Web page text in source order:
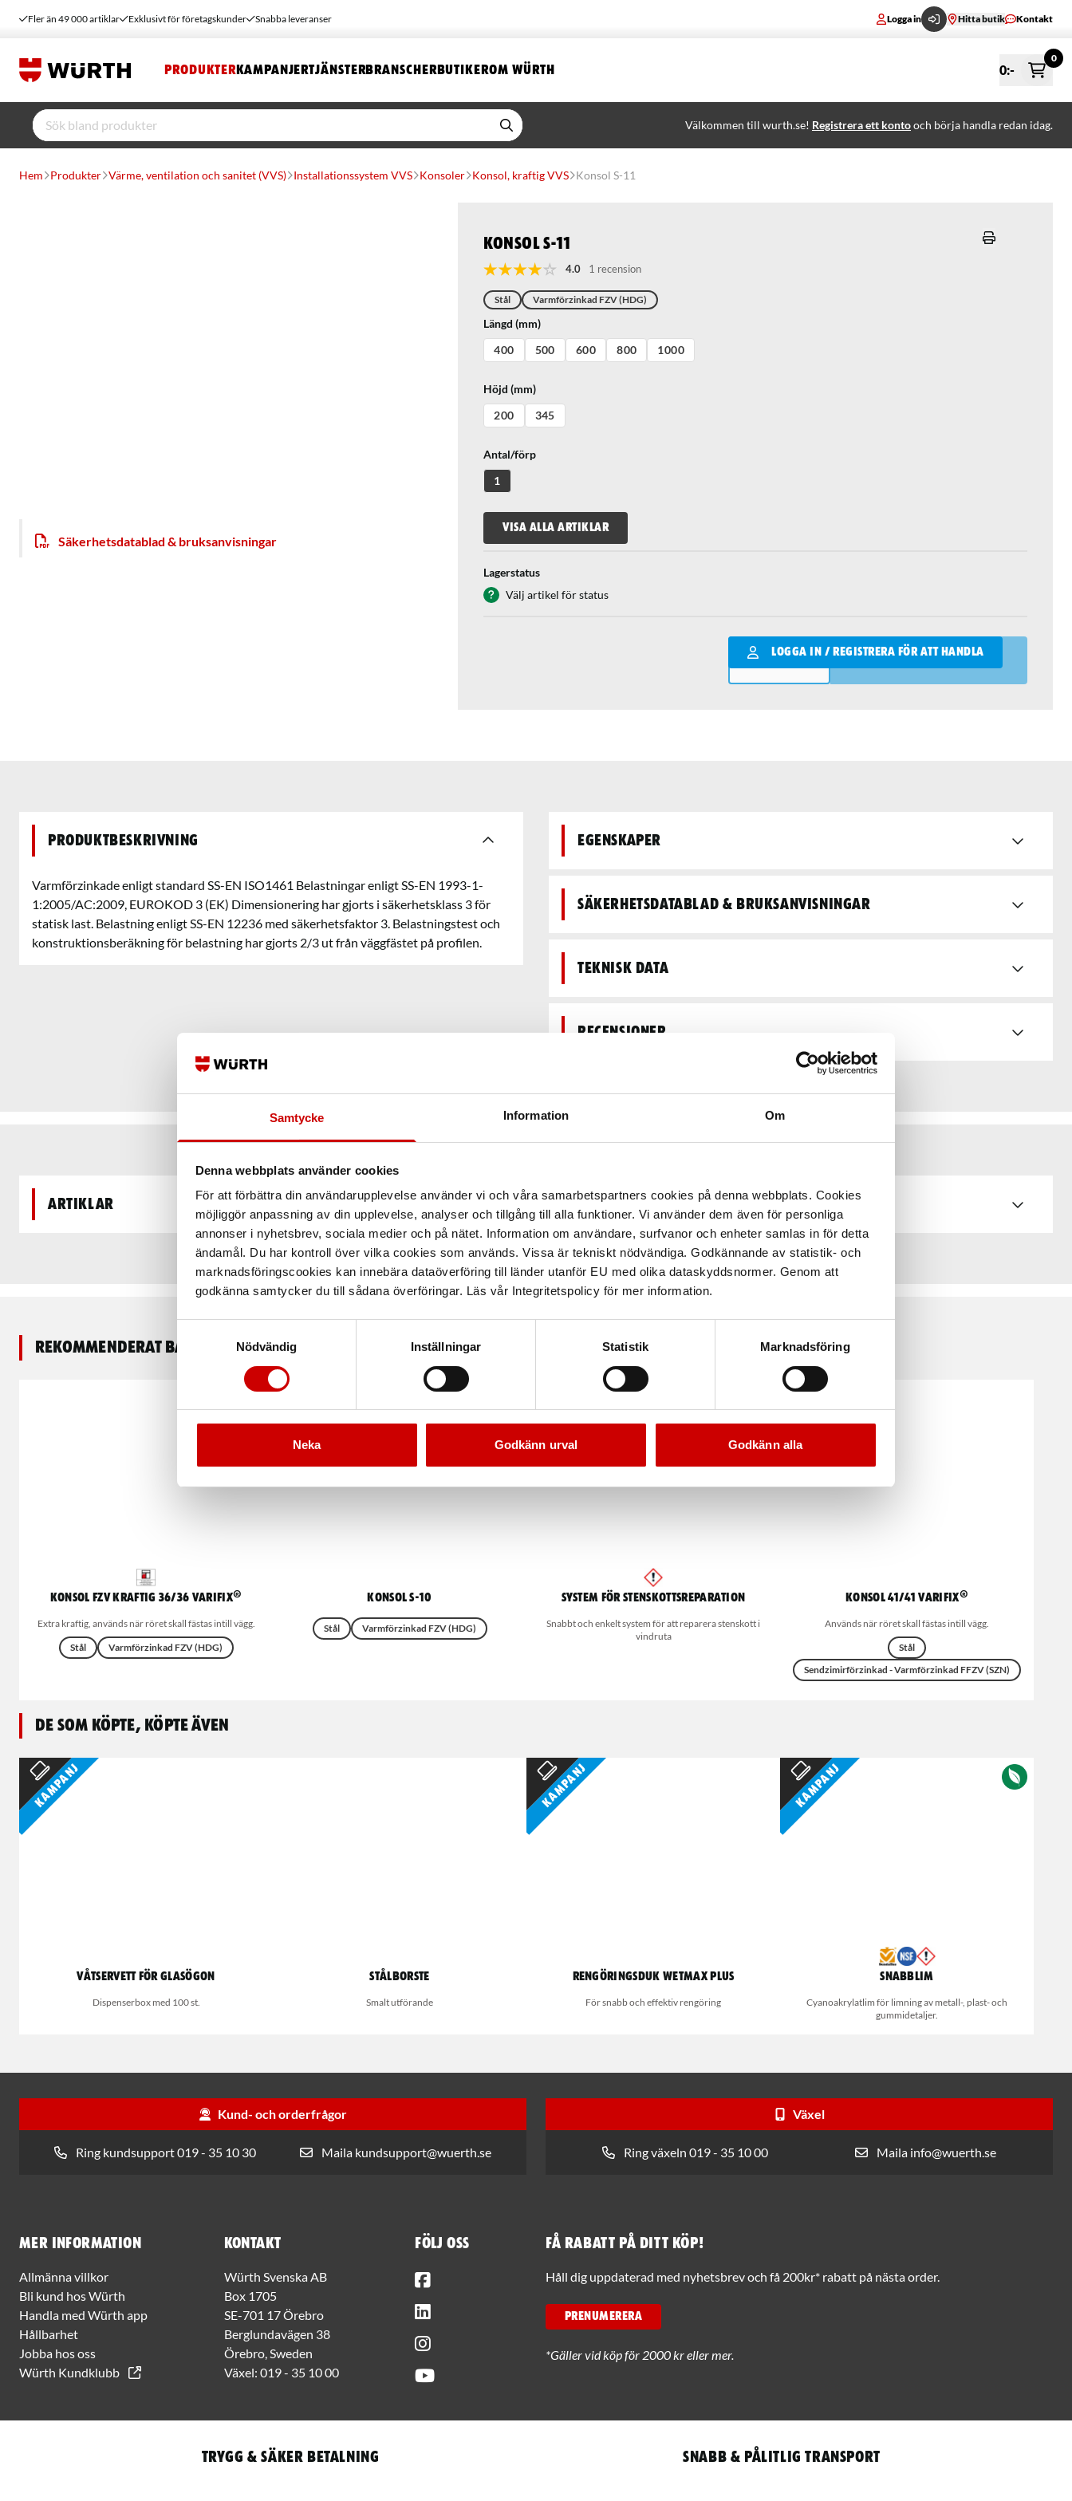
Samtycke Information Om
Denna webbplats använder cookies
För att förbättra din användarupplevelse använder vi och våra samarbetspartners cookies på denna webbplats. Cookies
möjliggör anpassning av din upplevelse, analyser och tillgång till alla funktioner. Vi använder dem även för personliga
annonser i nyhetsbrev, sociala medier och på nätet. Information om användare, surfvanor och enheter samlas in för detta
ändamål. Du har kontroll över vilka cookies som används. Vissa är tekniskt nödvändiga. Godkännande av statistik- och
marknadsföringscookies kan innebära dataöverföring till länder utanför EU med olika dataskyddsnormer. Genom att
godkänna samtycker du till sådana överföringar. Läs vår Integritetspolicy för mer information.
Nödvändig
Inställningar Statistik Marknadsföring
Neka Godkänn urval Godkänn alla
Fler än 49 000 artiklar Exklusivt för företagskunder Snabba leveranser Logga in Hitta butik Kontakt
PRODUKTER KAMPANJERTJÄNSTERBRANSCHERBUTIKEROM WÜRTH 0:-
0
Välkommen till wurth.se! Registrera ett kontooch börja handla redan idag.
Hem Produkter Värme, ventilation och sanitet (VVS) Installationssystem VVS Konsoler Konsol, kraftig VVS Konsol S-11
Konsol S-11
4.0 1 recension
Stål Varmförzinkad FZV (HDG)
Längd (mm)
400
500 600 800 1000
Höjd (mm)
200
345
Antal/förp
1
VISA ALLA ARTIKLAR
Lagerstatus
Välj artikel för status
LOGGA IN / REGISTRERA FÖR ATT HANDLA
Qantity
LÄGG I VARUKORGEN
Säkerhetsdatablad & bruksanvisningar
Produktbeskrivning
Varmförzinkade enligt standard SS-EN ISO1461 Belastningar enligt SS-EN 1993-1-
1:2005/AC:2009, EUROKOD 3 (EK) Dimensionering har gjorts i säkerhetsklass 3 för
statisk last. Belastning enligt SS-EN 12236 med säkerhetsfaktor 3. Belastningstest och
konstruktionsberäkning för belastning har gjorts 2/3 ut från väggfästet på profilen.
Egenskaper
Säkerhetsdatablad & bruksanvisningar
Teknisk data
Recensioner
Artiklar
Rekommenderat baserat på vald produkt
Konsol FZV kraftig 36/36 Varifix®
Extra kraftig, används när röret skall fästas intill vägg.
Stål
Varmförzinkad FZV (HDG)
Konsol S-10
Stål Varmförzinkad FZV (HDG)
System för stenskottsreparation
Snabbt och enkelt system för att reparera stenskott i
vindruta
Konsol 41/41 Varifix®
Används när röret skall fästas intill vägg.
Stål
Sendzimirförzinkad - Varmförzinkad FFZV (SZN)
De som köpte, köpte även
Kampanj
Våtservett för glasögon
Dispenserbox med 100 st.
Stålborste
Smalt utförande
Kampanj
Rengöringsduk Wetmax Plus
För snabb och effektiv rengöring
Kampanj
Snabblim
Cyanoakrylatlim för limning av metall-, plast- och
gummidetaljer.
Kund- och orderfrågor
Ring kundsupport 019 - 35 10 30 Maila kundsupport@wuerth.se
Växel
Ring växeln 019 - 35 10 00 Maila info@wuerth.se
Mer information
Allmänna villkor
Bli kund hos Würth
Handla med Würth app
Hållbarhet
Jobba hos oss
Würth Kundklubb
Kontakt
Würth Svenska AB
Box 1705
SE-701 17 Örebro
Berglundavägen 38
Örebro, Sweden
Växel: 019 - 35 10 00
Följ oss Få rabatt på ditt köp!
Håll dig uppdaterad med nyhetsbrev och få 200kr* rabatt på nästa order.
PRENUMERERA
*Gäller vid köp för 2000 kr eller mer.
Trygg & säker betalning Snabb & pålitlig transport